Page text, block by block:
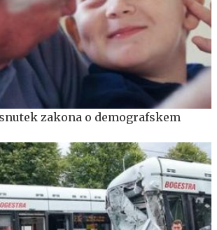
zakona o demografskem